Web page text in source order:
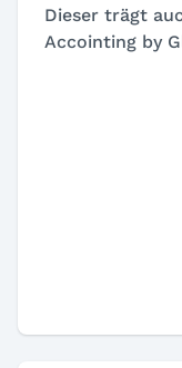
Dieser trägt
Accointing by